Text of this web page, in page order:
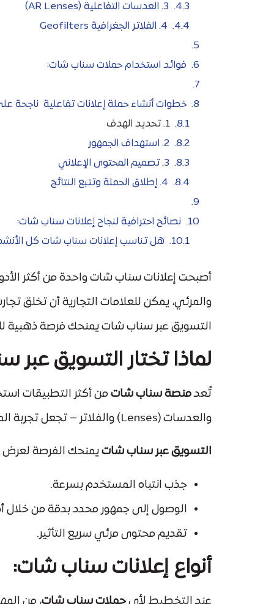
3. العدسات التفاعلية (AR Lenses)
4. الفلاتر الجغرافية Geofilters
فوائد استخدام حملات سناب شات:
خطوات أنشاء حملة إعلانات تفاعلية ناجحة
1. تحديد الهدف
2. استهداف الجمهور
3. تصميم المحتوى الإعلاني
4. إطلاق الحملة وتتبع النتائج
نصائح احترافية لنجاح إعلانات سناب شات:
هل تناسب إعلانات سناب شات كل
أصبحت إعلانات سناب شات واحدة من أكثر
والمرئي، يمكن للعلامات التجارية أن تخلق
التسويق عبر سناب شات يمنحك فرصة ذهبية
لماذا تختار التسويق عبر
تُعدمنصة سناب شات
والعدسات (Lenses) والفلاتر – تجعل تجربة المستخدم أكثر
التسويق عبر سناب شاتيمنحك الفرصة لعرض
جذب انتباه المستخدم بسرعة.
الوصول إلى جمهور محدد بدقة من خلال
تقديم محتوى مرئي سريع التأثير.
أنواع إعلانات سناب شات:
عند التخطيط لأيحملات سناب شات، من